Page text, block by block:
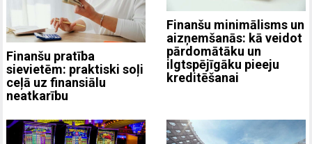
Finanšu pratība
sievietēm: praktiski soļi
ceļā uz finansiālu
neatkarību
Finanšu minimālisms un
aizņemšanās: kā veidot
pārdomātāku un
ilgtspējīgāku pieeju
kreditēšanai